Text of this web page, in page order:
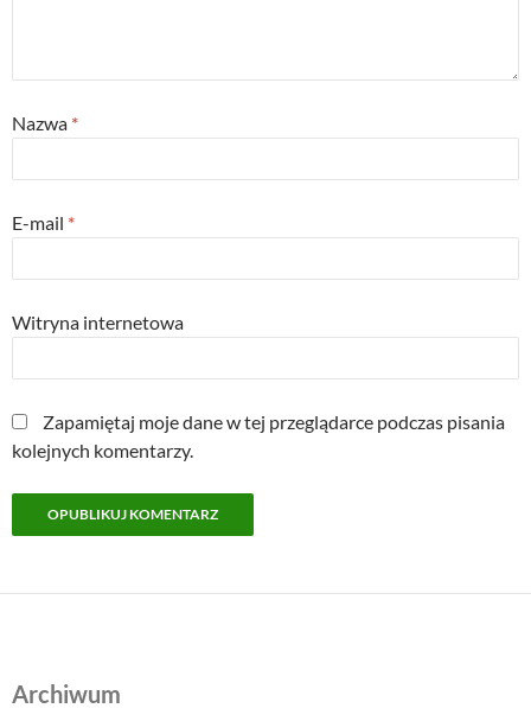
Nazwa *
E-mail *
Witryna internetowa
Zapamiętaj moje dane w tej przeglądarce podczas pisania
kolejnych komentarzy.
Archiwum